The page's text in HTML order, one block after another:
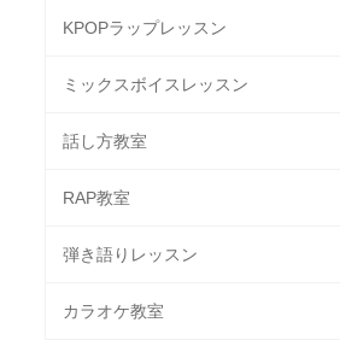
KPOPラップレッスン
ミックスボイスレッスン
話し方教室
RAP教室
弾き語りレッスン
カラオケ教室